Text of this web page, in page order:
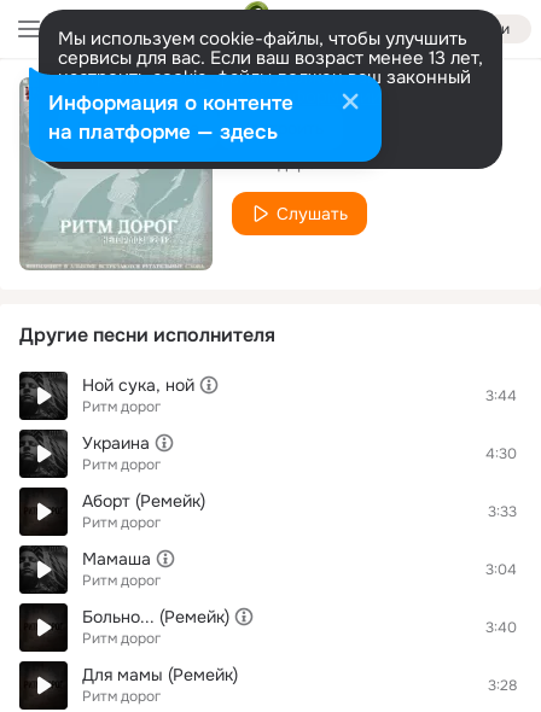
Войти
Мы используем cookie-файлы, чтобы улучшить
сервисы для вас. Если ваш возраст менее 13 лет,
настроить cookie-файлы должен ваш законный
представитель. Больше информации
Разрешить все Настроить
Ну же
Ритм дорог
Слушать
Другие песни исполнителя
Ной сука, ной
Ритм дорог
3:44
Украина
Ритм дорог
4:30
Аборт (Ремейк)
Ритм дорог
3:33
Мамаша
Ритм дорог
3:04
Больно... (Ремейк)
Ритм дорог
3:40
Для мамы (Ремейк)
Ритм дорог
3:28
Информация о контенте
на платформе — здесь